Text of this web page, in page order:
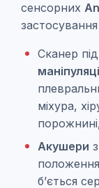
сенсорних
Сканер
міхура,
Акушери
б’ється